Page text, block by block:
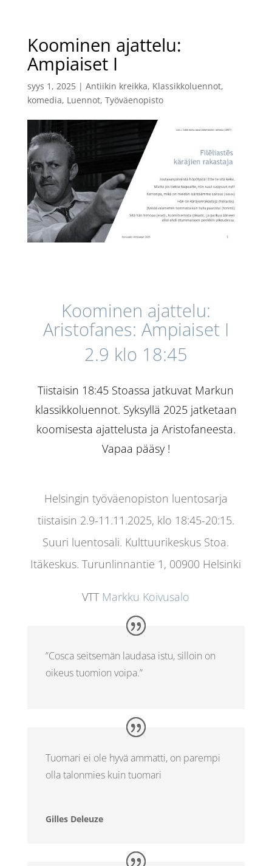
Koominen ajattelu:
Ampiaiset I
syys 1, 2025| Antiikin kreikka, Klassikkoluennot,
komedia, Luennot, Työväenopisto
Koominen ajattelu:
Aristofanes: Ampiaiset I
2.9 klo 18:45
Tiistaisin 18:45 Stoassa jatkuvat Markun
klassikkoluennot. Syksyllä 2025 jatketaan
koomisesta ajattelusta ja Aristofaneesta.
Vapaa pääsy !
Helsingin työväenopiston luentosarja
tiistaisin 2.9-11.11.2025, klo 18:45-20:15.
Suuri luentosali. Kulttuurikeskus Stoa.
Itäkeskus.Turunlinnantie 1, 00900 Helsinki
VTT Markku Koivusalo
”Cosca seitsemän laudasa istu, silloin on
oikeus tuomion voipa.”
Tuomari ei ole hyvä ammatti, on parempi
olla talonmies kuin tuomari
Gilles Deleuze